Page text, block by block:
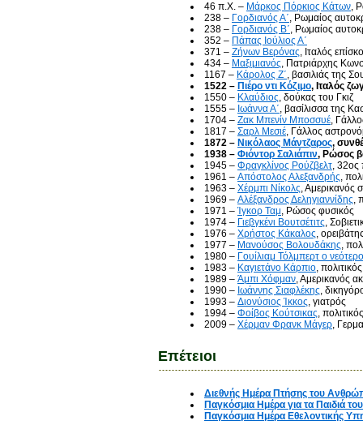
46 π.Χ. – Μάρκος Πόρκιος Κάτων,
238 – Γορδιανός Α΄, Ρωμαίος
238 – Γορδιανός Β΄, Ρωμαίος
352 – Πάπας Ιούλιος Α΄
371 – Ζήνων Βερόνας, Ιταλός
434 – Μαξιμιανός, Πατριάρχης
1167 – Κάρολος Ζ΄, βασιλιάς της
1522 – Πιέρο ντι Κόζιμο, Ιταλός
1550 – Κλαύδιος, δούκας του Γκιζ
1555 – Ιωάννα Α΄, βασίλισσα της
1704 – Ζακ Μπενίν Μποσσυέ,
1817 – Σαρλ Μεσιέ, Γάλλος
1872 – Νικόλαος Μάντζαρος,
1938 – Φιόντορ Σαλιάπιν, Ρώσος
1945 – Φραγκλίνος Ρούζβελτ, 32ος
1961 – Απόστολος Αλεξανδρής,
1963 – Χέρμπι Νίκολς, Αμερικανός
1969 – Αλέξανδρος Δεληγιαννίδης,
1971 – Ίγκορ Ταμ, Ρώσος φυσικός
1974 – Γιεβγκένι Βουτσέτιτς,
1976 – Χρήστος Κάκαλος,
1977 – Μανούσος Βολουδάκης,
1980 – Γουίλιαμ Τόλμπερτ ο
1983 – Καγιετάνο Κάρπιο,
1989 – Άμπι Χόφμαν, Αμερικανός
1990 – Ιωάννης Σιαφλέκης,
1993 – Διονύσιος Ίκκος, γιατρός
1994 – Φοίβος Κούτσικας, πολιτικός
2009 – Χέρμαν Φρανκ Μάγερ,
Επέτειοι
Διεθνής Ημέρα Πτήσης του
Παγκόσμια Ημέρα για τα Παιδιά
Παγκόσμια Ημέρα Εθελοντικής